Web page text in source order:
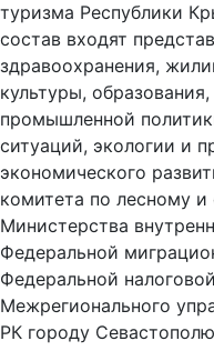
туризма Республики
состав входят
здравоохранения,
культуры,
промышленной
ситуаций, экологии и
экономического
комитета по лесному и
Министерства
Федеральной
Федеральной
Межрегионального
РК городу